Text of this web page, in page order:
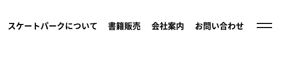
スケートパークについて 書籍販売 会社案内 お問い合わせ